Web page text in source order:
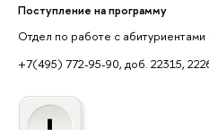
Поступление на программу
Отдел по работе с абитуриентами
+7(495) 772-95-90, доб. 22315,